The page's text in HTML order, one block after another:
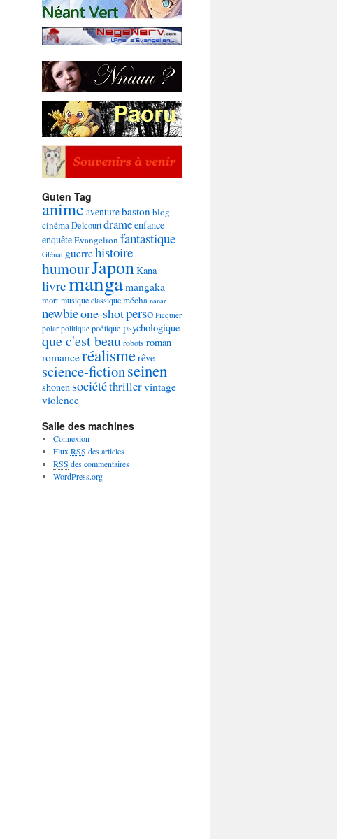
Guten Tag
animeaventurebaston blog
cinémaDelcourtdrameenfance
enquêteEvangelion fantastique
Glénat guerrehistoire
humourJapon Kana
livremangamangaka
mortmusique classiquemécha nanar
newbieone-shotperso Picquier
polar politique poétique psychologique
que c'est beaurobotsroman
romanceréalismerêve
science-fictionseinen
shonen sociététhrillervintage
violence
Salle des machines
Connexion
Flux RSS des articles
RSS des commentaires
WordPress.org